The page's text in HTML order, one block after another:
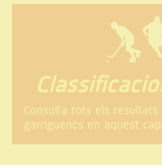
Consulta tots els
garriguencs en aquest